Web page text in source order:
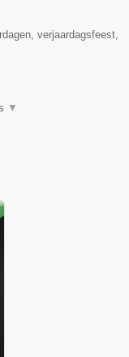
verjaardagsfeest,
▼